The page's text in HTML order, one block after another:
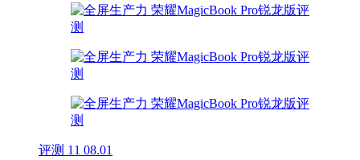
评测 11 08.01